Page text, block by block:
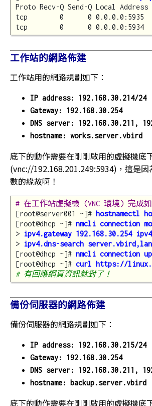
Proto Recv-Q Send-Q Local
tcp        0      0 0.0.0.0:5935
工作站的網路佈建
工作站用的網路規劃如下：
IP address: 192.168.30.214/24
Gateway: 192.168.30.254
DNS server: 192.168.30.211,
hostname: works.server.vbird
底下的動作需要在剛剛啟用的虛擬機底
(vnc://192.168.201.249:5934)，這是
數的緣故啊！
# 在工作站虛擬機 (VNC 環境) 完成如
[root@server001 ~]# hostnamectl
[root@dhcp ~]# nmcli connection
> ipv4.gateway 192.168.30.254
> ipv4.dns-search
[root@dhcp ~]# nmcli connection
[root@dhcp ~]# curl https://
# 有回應網頁資訊就對了！
備份伺服器的網路佈建
備份伺服器的網路規劃如下：
IP address: 192.168.30.215/24
Gateway: 192.168.30.254
DNS server: 192.168.30.211,
hostname: backup.server.vbird
底下的動作需要在剛剛啟用的虛擬機底